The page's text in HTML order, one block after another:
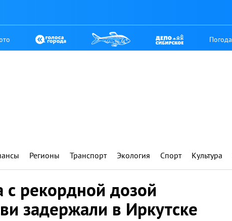
Погода
Регионы Транспорт Экология Спорт Культура
с рекордной дозой
задержали в Иркутске